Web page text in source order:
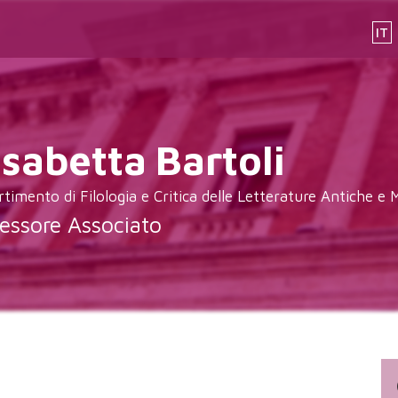
IT
Bartoli
di Filologia e Critica delle Letterature Antiche e
Associato